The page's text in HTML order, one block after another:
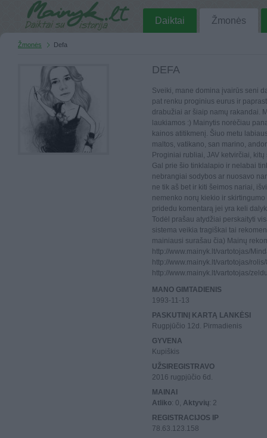
Daiktai Žmonės
Žmonės Defa
DEFA
Sveiki, mane domina įvairūs seni
pat renku proginius eurus ir
drabužiai ar šiaip namų rakandai.
laukiamos :) Mainytis norėčiau
kainos atitikmenį. Šiuo metu
maltos, vatikano, san marino,
Proginiai rubliai, JAV ketvirčiai,
Gal prie šio tinklalapio ir nelabai
nebrangiai sodybos ar nuosavo
ne tik aš bet ir kiti šeimos nariai,
nemenko norų kiekio ir
pridedu komentarą jei yra keli
Todėl prašau atydžiai perskaityti
sistema veikia tragiškai tai
mainiausi surašau čia) Mainų
http://www.mainyk.lt/vartotojas/
http://www.mainyk.lt/vartotojas/
http://www.mainyk.lt/vartotojas/
MANO GIMTADIENIS
1993-11-13
PASKUTINĮ KARTĄ LANKĖSI
Rugpjūčio 12d. Pirmadienis
GYVENA
Kupiškis
UŽSIREGISTRAVO
2016 rugpjūčio 6d.
MAINAI
Atliko: 0, Aktyvių: 2
REGISTRACIJOS IP
78.63.123.158